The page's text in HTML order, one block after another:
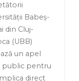
Babeș-
din Cluj-
(UBB)
un apel
public pentru
direct